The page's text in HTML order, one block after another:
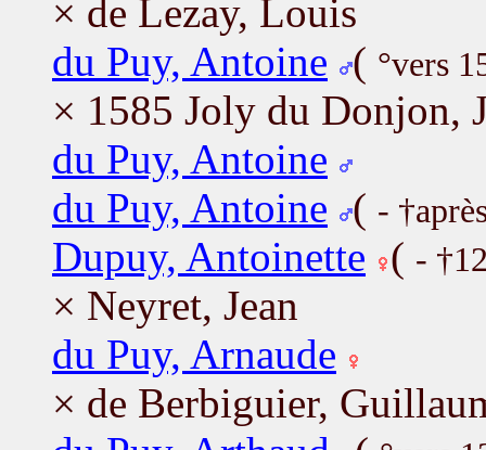
× de Lezay, Louis
du Puy, Antoine ( °vers
× 1585 Joly du Donjon,
du Puy, Antoine
du Puy, Antoine ( -
Dupuy, Antoinette ( -
× Neyret, Jean
du Puy, Arnaude
× de Berbiguier,